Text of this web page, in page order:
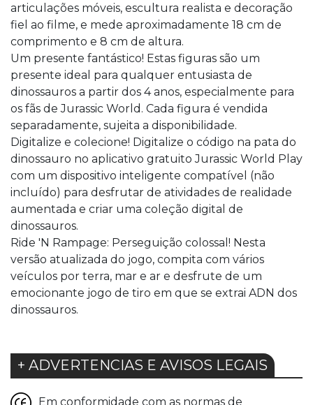
articulações móveis, escultura realista e decoração
fiel ao filme, e mede aproximadamente 18 cm de
comprimento e 8 cm de altura.
Um presente fantástico! Estas figuras são um
presente ideal para qualquer entusiasta de
dinossauros a partir dos 4 anos, especialmente para
os fãs de Jurassic World. Cada figura é vendida
separadamente, sujeita a disponibilidade.
Digitalize e colecione! Digitalize o código na pata do
dinossauro no aplicativo gratuito Jurassic World Play
com um dispositivo inteligente compatível (não
incluído) para desfrutar de atividades de realidade
aumentada e criar uma coleção digital de
dinossauros.
Ride 'N Rampage: Perseguição colossal! Nesta
versão atualizada do jogo, compita com vários
veículos por terra, mar e ar e desfrute de um
emocionante jogo de tiro em que se extrai ADN dos
dinossauros.
+ ADVERTENCIAS E AVISOS LEGAIS
Em conformidade com as normas de